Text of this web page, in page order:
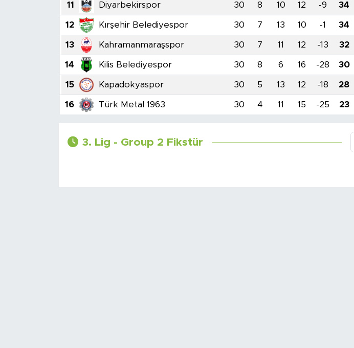
11 Diyarbekirspor 30 8 10 12 -9 34
12 Kırşehir Belediyespor 30 7 13 10 -1 34
13 Kahramanmaraşspor 30 7 11 12 -13 32
14 Kilis Belediyespor 30 8 6 16 -28 30
15 Kapadokyaspor 30 5 13 12 -18 28
16 Türk Metal 1963 30 4 11 15 -25 23
3. Lig - Group 2 Fikstür